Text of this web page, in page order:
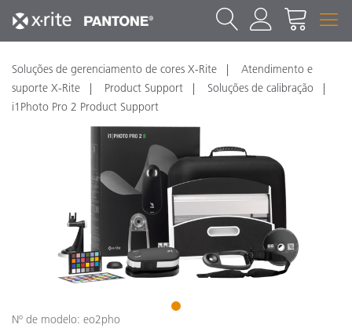
Soluções de gerenciamento de cores X-Rite
Atendimento e
suporte X-Rite
Product Support
Soluções de calibração
i1Photo Pro 2 Product Support
1
Nº de modelo: eo2pho